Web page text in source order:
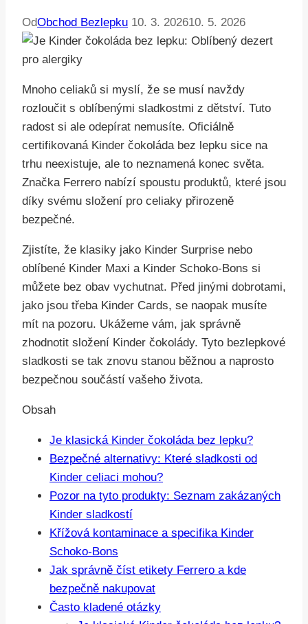
OdObchod Bezlepku 10. 3. 202610. 5. 2026
Mnoho celiaků si myslí, že se musí navždy
rozloučit s oblíbenými sladkostmi z dětství. Tuto
radost si ale odepírat nemusíte. Oficiálně
certifikovaná Kinder čokoláda bez lepku sice na
trhu neexistuje, ale to neznamená konec světa.
Značka Ferrero nabízí spoustu produktů, které jsou
díky svému složení pro celiaky přirozeně
bezpečné.
Zjistíte, že klasiky jako Kinder Surprise nebo
oblíbené Kinder Maxi a Kinder Schoko-Bons si
můžete bez obav vychutnat. Před jinými dobrotami,
jako jsou třeba Kinder Cards, se naopak musíte
mít na pozoru. Ukážeme vám, jak správně
zhodnotit složení Kinder čokolády. Tyto bezlepkové
sladkosti se tak znovu stanou běžnou a naprosto
bezpečnou součástí vašeho života.
Obsah
Je klasická Kinder čokoláda bez lepku?
Bezpečné alternativy: Které sladkosti od
Kinder celiaci mohou?
Pozor na tyto produkty: Seznam zakázaných
Kinder sladkostí
Křížová kontaminace a specifika Kinder
Schoko-Bons
Jak správně číst etikety Ferrero a kde
bezpečně nakupovat
Často kladené otázky